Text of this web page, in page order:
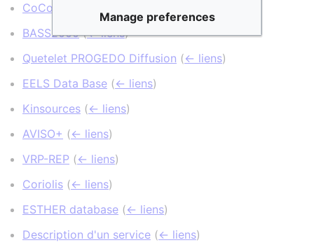
CoCoON
BASS2000 (← liens)
Quetelet PROGEDO Diffusion (← liens)
EELS Data Base (← liens)
Kinsources (← liens)
AVISO+ (← liens)
VRP-REP (← liens)
Coriolis (← liens)
ESTHER database (← liens)
Description d'un service (← liens)
Manage preferences